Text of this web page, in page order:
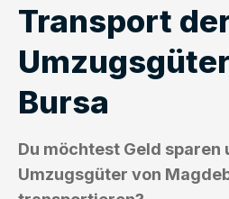
Transport
Bursa
Du möchtest Geld sparen
Umzugsgüter von